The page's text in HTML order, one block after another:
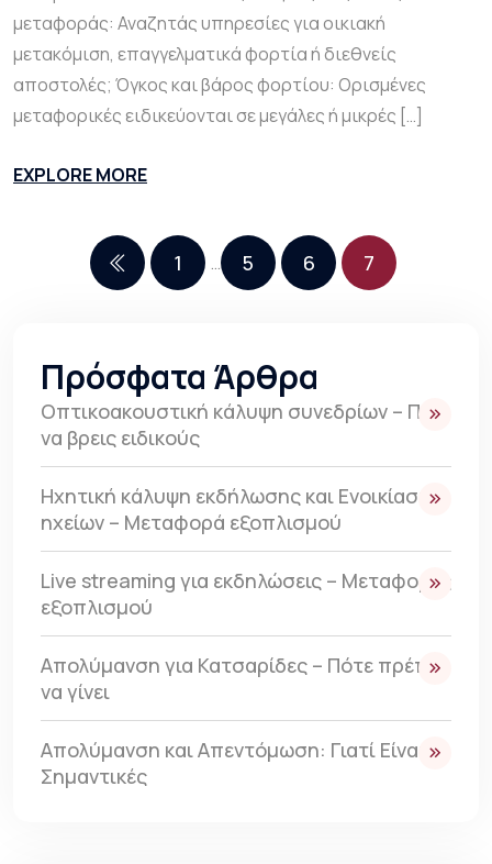
μεταφοράς: Αναζητάς υπηρεσίες για οικιακή
μετακόμιση, επαγγελματικά φορτία ή διεθνείς
αποστολές; Όγκος και βάρος φορτίου: Ορισμένες
μεταφορικές ειδικεύονται σε μεγάλες ή μικρές […]
EXPLORE MORE
1 … 5 6 7
Πρόσφατα Άρθρα
Οπτικοακουστική κάλυψη συνεδρίων – Πως
να βρεις ειδικούς
Ηχητική κάλυψη εκδήλωσης και Ενοικίαση
ηχείων – Μεταφορά εξοπλισμού
Live streaming για εκδηλώσεις – Μεταφορές
εξοπλισμού
Απολύμανση για Κατσαρίδες – Πότε πρέπει
να γίνει
Απολύμανση και Απεντόμωση: Γιατί Είναι
Σημαντικές